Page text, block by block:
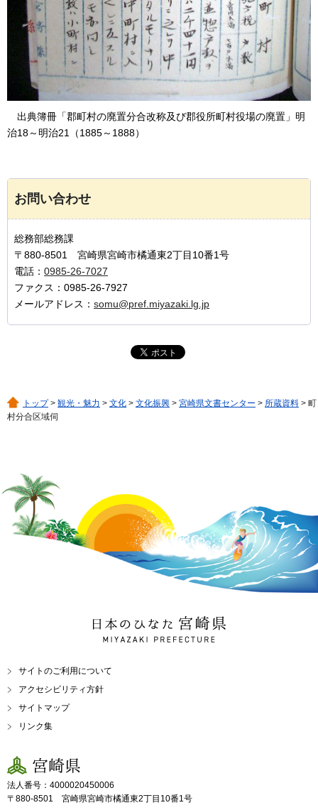
出典簿冊 「郡町村の廃置分合改称及び郡役所町村役場の廃置」明
治18～明治21（1885～1888）
お問い合わせ
総務部総務課
〒880-8501 宮崎県宮崎市橘通東2丁目10番1号
電話： 0985-26-7027
ファクス：0985-26-7927
メールアドレス： somu@pref.miyazaki.lg.jp
トップ> 観光・魅力 > 文化 > 文化振興 > 宮崎県文書センター > 所蔵資料 > 町
村分合区域伺
日本のひなた 宮崎県
MIYAZAKI PREFECTURE
サイトのご利用について
アクセシビリティ方針
サイトマップ
リンク集
宮崎県
法人番号：4000020450006
〒880-8501 宮崎県宮崎市橘通東2丁目10番1号